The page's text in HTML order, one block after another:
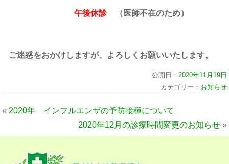
午後休診 （医師不在のため）
ご迷惑をおかけしますが、よろしくお願いいたします。
公開日： 2020年11月19日
カテゴリー： お知らせ
« 2020年 インフルエンザの予防接種について
2020年12月の診療時間変更のお知らせ»